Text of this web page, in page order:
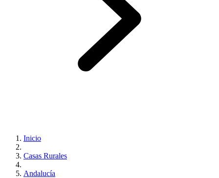
Inicio
Casas Rurales
Andalucía